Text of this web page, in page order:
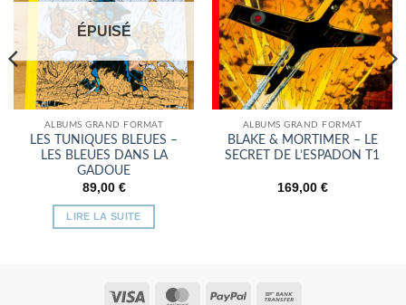
ÉPUISÉ
ALBUMS GRAND FORMAT
LES TUNIQUES BLEUES –
LES BLEUES DANS LA
GADOUE
89,00 €
LIRE LA SUITE
ALBUMS GRAND FORMAT
BLAKE & MORTIMER – LE
SECRET DE L’ESPADON T1
169,00 €
Visa MasterCardPayPal